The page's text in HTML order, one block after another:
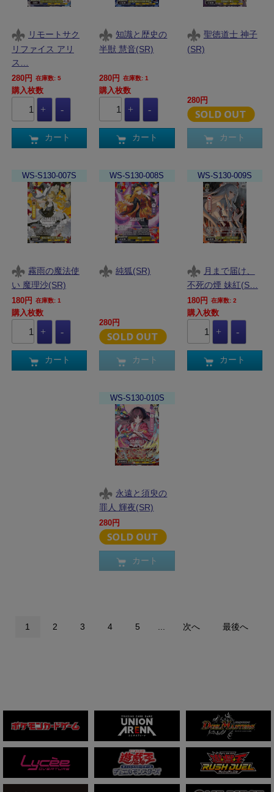
リモートサク
リファイス アリ
ス…
280円 在庫数: 5
購入枚数
カート
知識と歴史の
半獣 慧音(SR)
280円 在庫数: 1
購入枚数
カート
聖徳道士 神子
(SR)
280円
カート
WS-S130-007S
霧雨の魔法使
い 魔理沙(SR)
180円 在庫数: 1
購入枚数
カート
WS-S130-008S
純狐(SR)
280円
カート
WS-S130-009S
月まで届け、
不死の煙 妹紅(S…
180円 在庫数: 2
購入枚数
カート
WS-S130-010S
永遠と須臾の
罪人 輝夜(SR)
280円
カート
1 2 3 4 5 次へ 最後へ